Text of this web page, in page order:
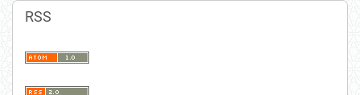
RSS